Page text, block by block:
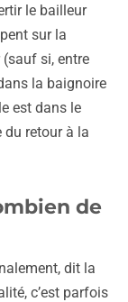
le bailleur
sur la
si, entre
la baignoire
est dans le
du retour à la
de
dit la
c’est parfois